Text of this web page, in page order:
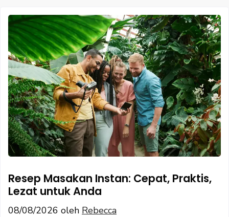
Resep Masakan Instan: Cepat, Praktis,
Lezat untuk Anda
08/08/2026 oleh Rebecca